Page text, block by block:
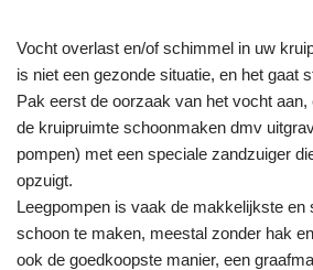
Vocht overlast en/of schimmel in uw
is niet een gezonde situatie, en het gaat
Pak eerst de oorzaak van het vocht
de kruipruimte schoonmaken dmv
pompen) met een speciale zandzuiger
opzuigt.
Leegpompen is vaak de makkelijkste en
schoon te maken, meestal zonder hak
ook de goedkoopste manier, een